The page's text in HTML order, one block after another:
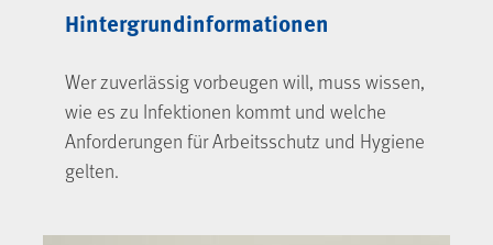
Hintergrundinformationen
Wer zuverlässig vorbeugen will, muss wissen,
wie es zu Infektionen kommt und welche
Anforderungen für Arbeitsschutz und Hygiene
gelten.